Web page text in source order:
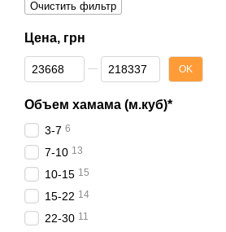
Очистить фильтр
Цена, грн
От Цена, грн
До Цена, грн OK
Объем хамама (м.куб)*
3-7 6
7-10 13
10-15 15
15-22 14
22-30 11